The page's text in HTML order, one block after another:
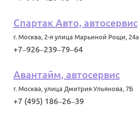
Спартак Авто, автосервис
г. Москва, 2-я улица Марьиной Рощи, 24а
+7‒926‒239‒79‒64
Авантайм, автосервис
г. Москва, улица Дмитрия Ульянова, 7Б
+7 (495) 186‒26‒39